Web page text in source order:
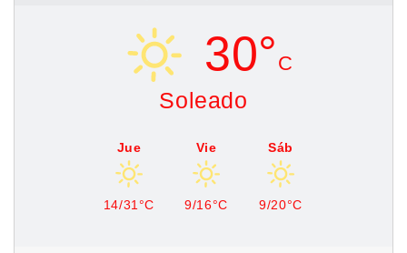
30° C
Soleado
Jue
14/31°C
Vie
9/16°C
Sáb
9/20°C